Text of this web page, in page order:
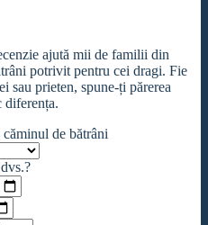
ajută mii de familii din
potrivit pentru cei dragi. Fie
sau prieten, spune-ți părerea
diferența.
de bătrâni